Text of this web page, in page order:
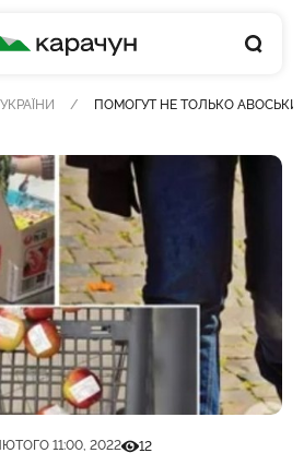
ПОМОГУТ НЕ ТОЛЬКО
11:00, 2022Кількість переглядів
12